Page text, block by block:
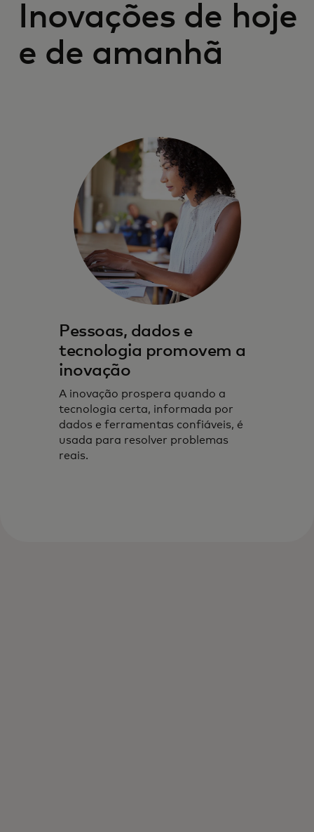
Inovações de hoje
e de amanhã
Pessoas, dados e
tecnologia promovem a
inovação
A inovação prospera quando a
tecnologia certa, informada por
dados e ferramentas confiáveis, é
usada para resolver problemas
reais.